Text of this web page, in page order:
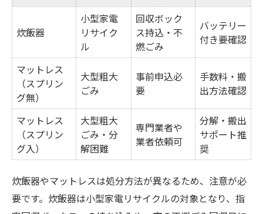
炊飯器
小型家電
リサイク
ル
回収ボック
ス持込・不
燃ごみ
バッテリー
付き要確認
マットレス
（スプリン
グ無）
大型粗大
ごみ
事前申込必
要
手数料・搬
出方法確認
マットレス
（スプリン
グ入）
大型粗大
ごみ・分
解困難
専門業者や
業者依頼可
分解・搬出
サポート推
奨
炊飯器やマットレスは処分方法が異なるため、注意が必
要です。炊飯器は小型家電リサイクルの対象となり、指